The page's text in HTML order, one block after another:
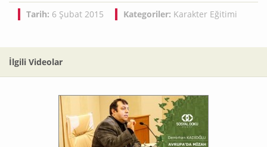
Tarih: 6 Şubat 2015 Kategoriler: Karakter Eğitimi
İlgili Videolar